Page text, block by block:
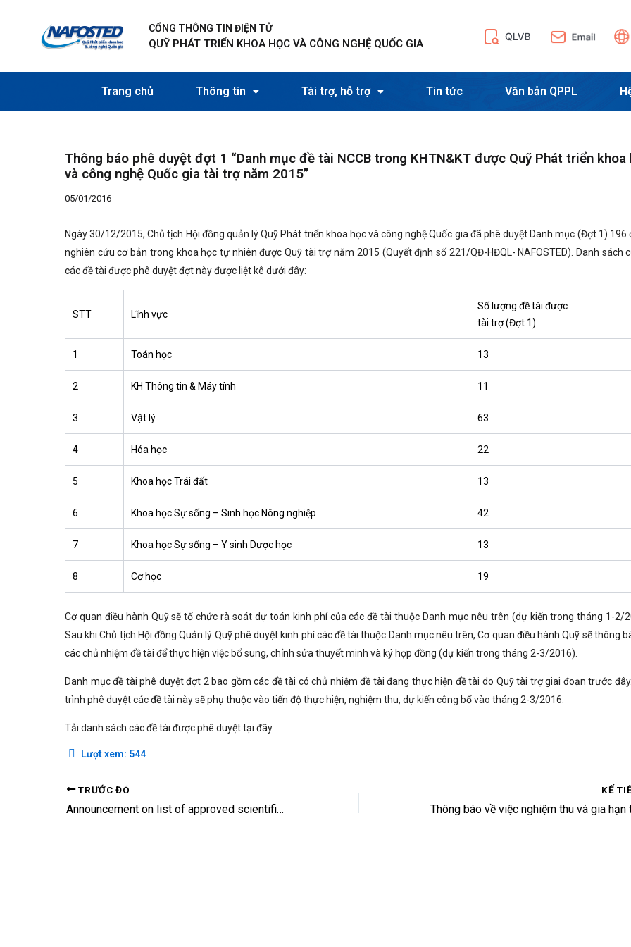
CỔNG THÔNG TIN ĐIỆN TỬ
QUỸ PHÁT TRIỂN KHOA HỌC VÀ CÔNG NGHỆ QUỐC GIA
Trang chủ Thông tin Tài trợ, hỗ trợ Tin tức Văn bản QPPL
Thông báo phê duyệt đợt 1 “Danh mục đề tài NCCB trong KHTN&KT được Quỹ Phát triển khoa
và công nghệ Quốc gia tài trợ năm 2015”
05/01/2016
Ngày 30/12/2015, Chủ tịch Hội đồng quản lý Quỹ Phát triển khoa học và công nghệ Quốc gia đã phê duyệt Danh mục (Đợt 1) 196
nghiên cứu cơ bản trong khoa học tự nhiên được Quỹ tài trợ năm 2015 (Quyết định số 221/QĐ-HĐQL- NAFOSTED). Danh sách
các đề tài được phê duyệt đợt này được liệt kê dưới đây:
STT Lĩnh vực
Số lượng đề tài được
tài trợ (Đợt 1)
1 Toán học 13
2 KH Thông tin & Máy tính 11
3 Vật lý 63
4 Hóa học 22
5 Khoa học Trái đất 13
6 Khoa học Sự sống – Sinh học Nông nghiệp 42
7 Khoa học Sự sống – Y sinh Dược học 13
8 Cơ học 19
Cơ quan điều hành Quỹ sẽ tổ chức rà soát dự toán kinh phí của các đề tài thuộc Danh mục nêu trên (dự kiến trong tháng 1-2/
Sau khi Chủ tịch Hội đồng Quản lý Quỹ phê duyệt kinh phí các đề tài thuộc Danh mục nêu trên, Cơ quan điều hành Quỹ sẽ thông
các chủ nhiệm đề tài để thực hiện việc bổ sung, chỉnh sửa thuyết minh và ký hợp đồng (dự kiến trong tháng 2-3/2016).
Danh mục đề tài phê duyệt đợt 2 bao gồm các đề tài có chủ nhiệm đề tài đang thực hiện đề tài do Quỹ tài trợ giai đoạn trước
trình phê duyệt các đề tài này sẽ phụ thuộc vào tiến độ thực hiện, nghiệm thu, dự kiến công bố vào tháng 2-3/2016.
Tải danh sách các đề tài được phê duyệt tại đây.
Lượt xem: 544
hướng
bài
TRƯỚC ĐÓ
Announcement on list of approved scientific research projects in NAFOSTED – FWO Bilateral Joint Funding Program 2015
KẾ